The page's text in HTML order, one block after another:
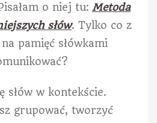
o niej tu: Metoda
słów. Tylko co z
pamięć słówkami
słów w kontekście.
grupować, tworzyć